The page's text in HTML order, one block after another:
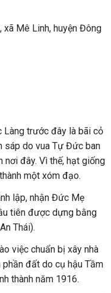
xã Mê Linh, huyện Đông
Làng trước đây là bãi cỏ
sáp do vua Tự Đức ban
nơi đây. Vì thế, hạt giống
một xóm đạo.
lập, nhận Đức Mẹ
tiên được dựng bằng
Thái).
việc chuẩn bị xây nhà
đất do cụ hậu Tầm
thành năm 1916.